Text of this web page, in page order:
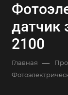
датчик
2100
Главная —